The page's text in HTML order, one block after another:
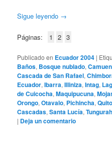
Sigue leyendo →
Páginas: 1 2 3
Publicado en Ecuador 2004 |
Baños, Bosque nublado,
Cascada de San Rafael,
Ecuador,Ibarra,Illiniza,Intag,
de Cuicocha,Maquipucuna,
Orongo,Otavalo, Pichincha,Quito
Cascadas,Santa Lucía,
| Deja un comentario